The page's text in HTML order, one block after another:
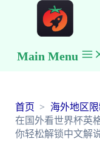
Main Menu
首页
海外地区限
在国外看世界杯英
你轻松解锁中文解